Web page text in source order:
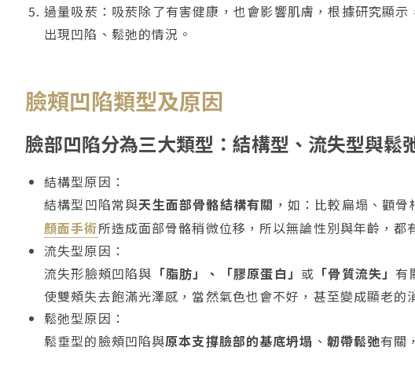
過量吸菸：吸菸除了有害健康，也會影響肌膚，根據研究顯示
出現凹陷、鬆弛的情況。
臉頰凹陷類型及原因
臉部凹陷分為三大類型：結構型、流失型與鬆
結構型原因：
結構型凹陷常與天生面部骨骼結構有關 ，如：比較扁塌、顴
顏面手術所造成面部骨骼稍微位移，所以無論性別與年齡，都
流失型原因：
流失形臉頰凹陷與 「脂肪」、「膠原蛋白」 或 「骨質流失」 有
使雙頰失去飽滿光澤感，當然氣色也會不好，甚至變成顯老的
鬆弛型原因：
鬆垂型的臉頰凹陷與原本支撐臉部的基底坍塌 、 韌帶鬆弛有關